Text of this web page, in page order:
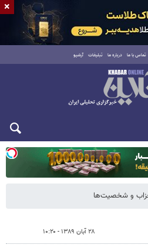
تماس با ما درباره ما تبلیغات آرشیو
و شخصیت‌ها
۲۸ آبان ۱۳۸۹ - ۱۰:۲۰
×